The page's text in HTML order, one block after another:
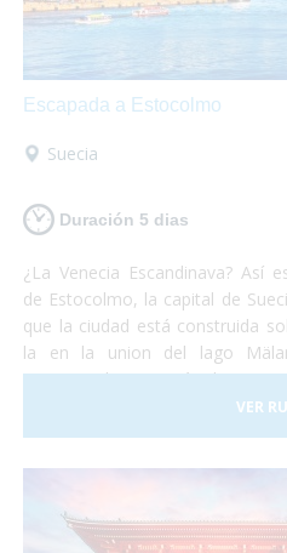
Escapada a Estocolmo
Suecia
Duración 5 dias
¿La Venecia Escandinava? Así
de Estocolmo, la capital de
que la ciudad está construida
la en la union del lago
comunicadas por más de
capital de Suecia sino que se la
de las capitales del mundo,
y, ¡Vete ya a conocer la
te defraudará! Y no debes
VER